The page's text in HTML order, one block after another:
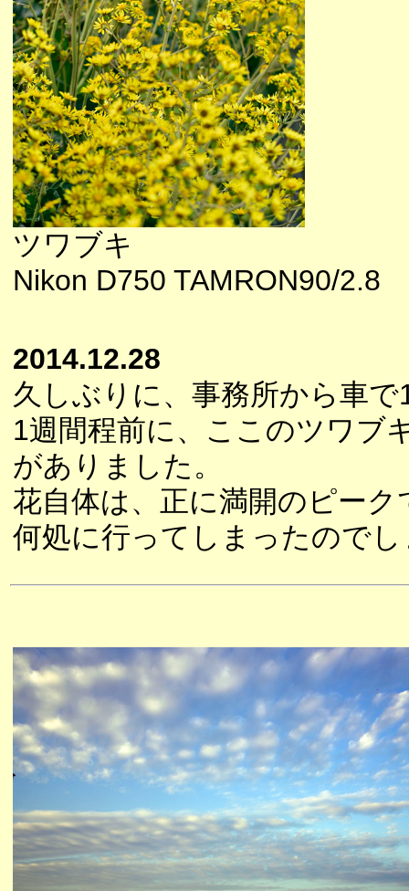
ツワブキ
Nikon D750 TAMRON90/2.8
2014.12.28
久しぶりに、事務所から車
1週間程前に、ここのツワブ
がありました。
花自体は、正に満開のピー
何処に行ってしまったので